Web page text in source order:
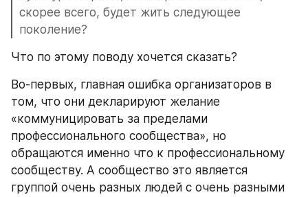
скорее всего, будет жить следующее
поколение?
Что по этому поводу хочется сказать?
Во-первых, главная ошибка организаторов в
том, что они декларируют желание
«коммуницировать за пределами
профессионального сообщества», но
обращаются именно что к профессиональному
сообществу. А сообщество это является
группой очень разных людей с очень разными